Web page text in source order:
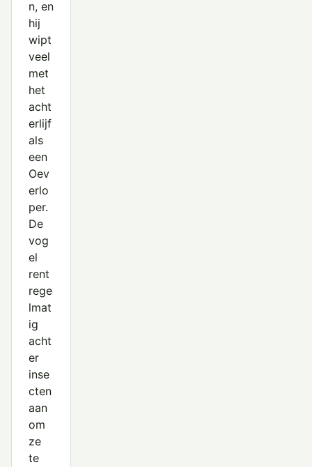
n, en
hij
wipt
veel
met
het
acht
erlijf
als
een
Oev
erlo
per.
De
vog
el
rent
rege
lmat
ig
acht
er
inse
cten
aan
om
ze
te